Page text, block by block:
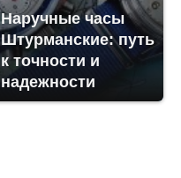
Наручные часы
Штурманские: путь
к точности и
надежности